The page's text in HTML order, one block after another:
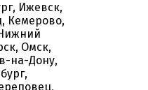
Ижевск,
Кемерово,
Омск,
на-Дону,